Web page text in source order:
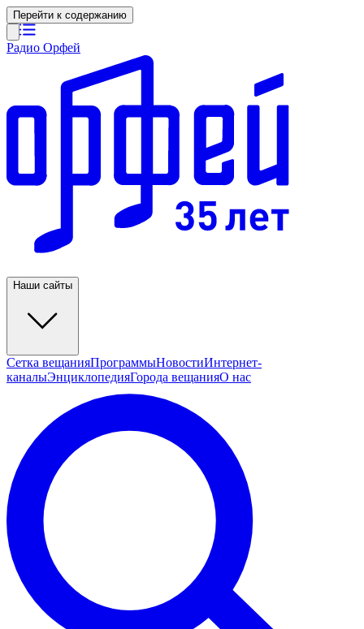
Перейти к содержанию
Радио Орфей
Наши сайты
Сетка вещанияПрограммыНовостиИнтернет-
каналыЭнциклопедияГорода вещанияО нас